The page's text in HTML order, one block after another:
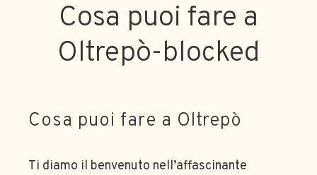
Cosa puoi fare a
Oltrepò-blocked
Cosa puoi fare a Oltrepò
Ti diamo il benvenuto nell’affascinante